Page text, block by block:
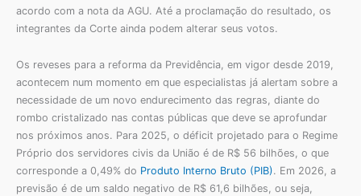
acordo com a nota da AGU. Até a proclamação do resultado, os
integrantes da Corte ainda podem alterar seus votos.
Os reveses para a reforma da Previdência, em vigor desde 2019,
acontecem num momento em que especialistas já alertam sobre a
necessidade de um novo endurecimento das regras, diante do
rombo cristalizado nas contas públicas que deve se aprofundar
nos próximos anos. Para 2025, o déficit projetado para o Regime
Próprio dos servidores civis da União é de R$ 56 bilhões, o que
corresponde a 0,49% do Produto Interno Bruto (PIB). Em 2026, a
previsão é de um saldo negativo de R$ 61,6 bilhões, ou seja,